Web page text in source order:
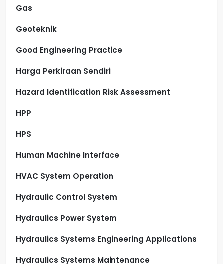
Gas
Geoteknik
Good Engineering Practice
Harga Perkiraan Sendiri
Hazard Identification Risk Assessment
HPP
HPS
Human Machine Interface
HVAC System Operation
Hydraulic Control System
Hydraulics Power System
Hydraulics Systems Engineering Applications
Hydraulics Systems Maintenance